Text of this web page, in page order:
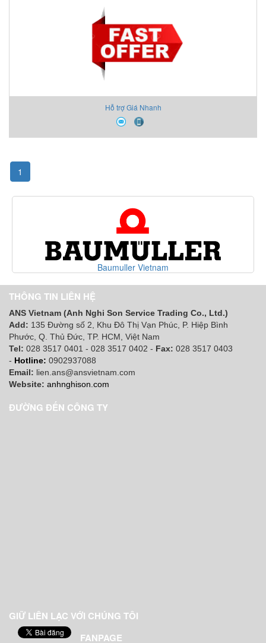
Hỗ trợ Giá Nhanh
1
Baumuller Vietnam
THÔNG TIN LIÊN HỆ
ANS Vietnam (Anh Nghi Son Service Trading Co., Ltd.)
Add: 135 Đường số 2, Khu Đô Thị Vạn Phúc, P. Hiệp Bình
Phước, Q. Thủ Đức, TP. HCM , Việt Nam
Tel: 028 3517 0401 - 028 3517 0402 - Fax: 028 3517 0403
- Hotline: 0902937088
Email: lien.ans@ansvietnam.com
Website: anhnghison.com
ĐƯỜNG ĐẾN CÔNG TY
GIỮ LIÊN LẠC VỚI CHÚNG TÔI
FANPAGE